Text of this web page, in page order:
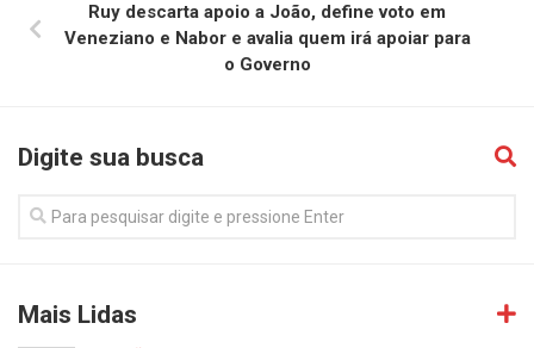
Ruy descarta apoio a João, define voto em
Veneziano e Nabor e avalia quem irá apoiar para
o Governo
Digite sua busca
Mais Lidas